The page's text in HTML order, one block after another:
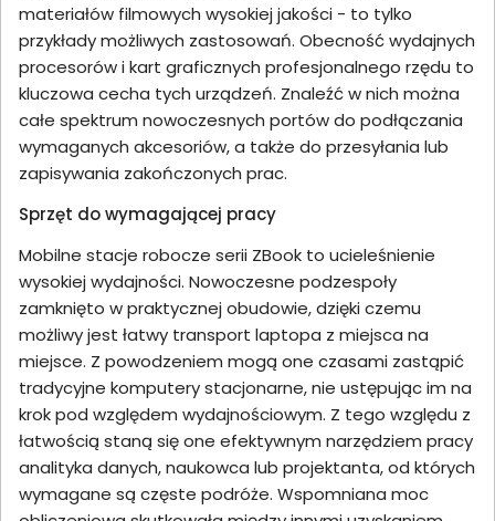
materiałów filmowych wysokiej jakości - to tylko
przykłady możliwych zastosowań. Obecność wydajnych
procesorów i kart graficznych profesjonalnego rzędu to
kluczowa cecha tych urządzeń. Znaleźć w nich można
całe spektrum nowoczesnych portów do podłączania
wymaganych akcesoriów, a także do przesyłania lub
zapisywania zakończonych prac.
Sprzęt do wymagającej pracy
Mobilne stacje robocze serii ZBook to ucieleśnienie
wysokiej wydajności. Nowoczesne podzespoły
zamknięto w praktycznej obudowie, dzięki czemu
możliwy jest łatwy transport laptopa z miejsca na
miejsce. Z powodzeniem mogą one czasami zastąpić
tradycyjne komputery stacjonarne, nie ustępując im na
krok pod względem wydajnościowym. Z tego względu z
łatwością staną się one efektywnym narzędziem pracy
analityka danych, naukowca lub projektanta, od których
wymagane są częste podróże. Wspomniana moc